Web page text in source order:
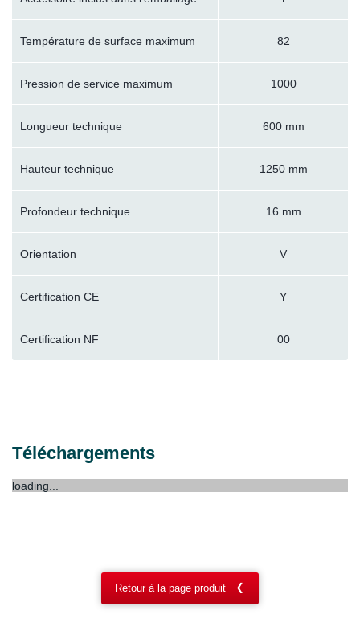
Température de surface maximum 82
Pression de service maximum 1000
Longueur technique 600 mm
Hauteur technique 1250 mm
Profondeur technique 16 mm
Orientation V
Certification CE Y
Certification NF 00
Téléchargements
loading...
Retour à la page produit